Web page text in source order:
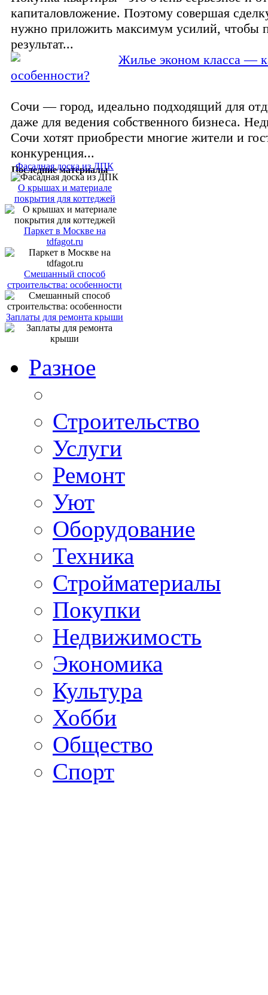
капиталовложение. Поэтому совершая
нужно приложить максимум усилий, чтобы
результат...
Жилье эконом класса —
особенности?
Сочи — город, идеально подходящий для
даже для ведения собственного бизнеса.
Сочи хотят приобрести многие жители и
конкуренция...
Последние материалы
Фасадная доска из ДПК
О крышах и материале
покрытия для коттеджей
Паркет в Москве на
tdfagot.ru
Смешанный способ
строительства: особенности
Заплаты для ремонта крыши
Разное
Строительство
Услуги
Ремонт
Уют
Оборудование
Техника
Стройматериалы
Покупки
Недвижимость
Экономика
Культура
Хобби
Общество
Спорт